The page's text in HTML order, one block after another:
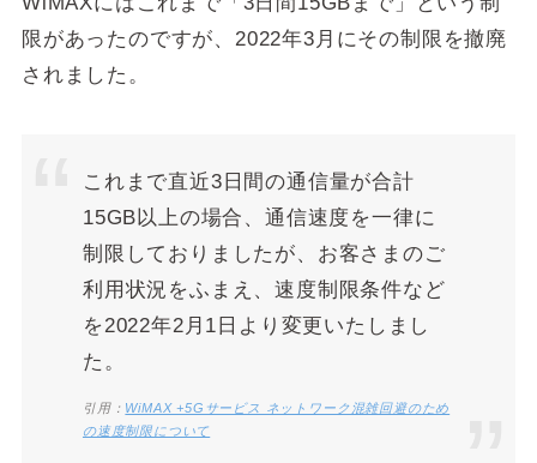
限 があったのですが、 2022年3月にその制限を撤廃
されました。
これまで直近3日間の通信量が合計
15GB以上の場合、通信速度を一律に
制限しておりましたが、お客さまのご
利用状況をふまえ、速度制限条件など
を2022年2月1日より変更いたしまし
た。
引用： WiMAX +5Gサービス ネットワーク混雑回避のため
の速度制限について